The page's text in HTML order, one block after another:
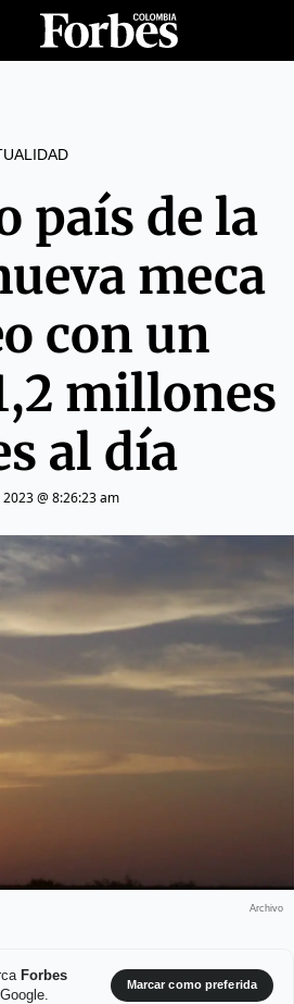
país de la
meca
con un
millones
al día
@ 8:26:23 am
Archivo
Forbes
Marcar como preferida